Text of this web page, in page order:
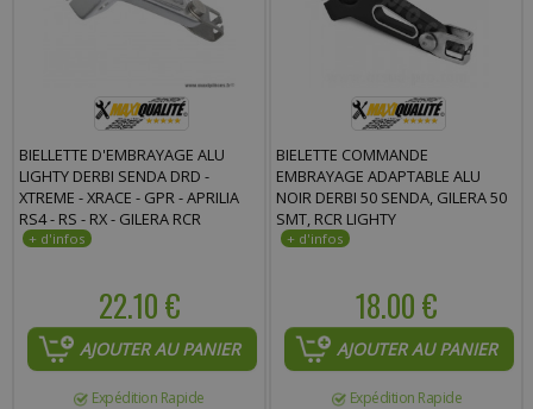
BIELLETTE D'EMBRAYAGE ALU
LIGHTY DERBI SENDA DRD -
XTREME - XRACE - GPR - APRILIA
RS4 - RS - RX - GILERA RCR
22.10 €
AJOUTER AU PANIER
Expédition Rapide
BIELETTE COMMANDE
EMBRAYAGE ADAPTABLE ALU
NOIR DERBI 50 SENDA, GILERA 50
SMT, RCR LIGHTY
18.00 €
AJOUTER AU PANIER
Expédition Rapide